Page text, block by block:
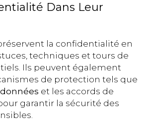
Dans Leur
la confidentialité en
techniques et tours de
Ils peuvent également
de protection tels que
et les accords de
garantir la sécurité des